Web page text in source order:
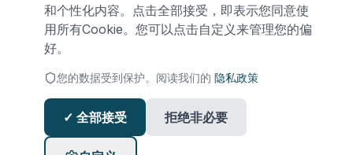
和个性化内容。点击全部接受，即表示您同意使
用所有Cookie。您可以点击自定义来管理您的偏
好。
您的数据受到保护。阅读我们的 隐私政策
✓ 全部接受 拒绝非必要